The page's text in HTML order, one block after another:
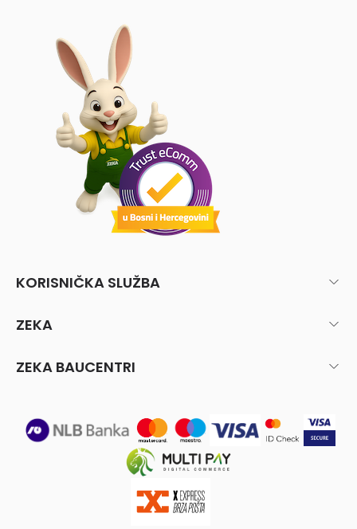
KORISNIČKA SLUŽBA
ZEKA
ZEKA BAUCENTRI